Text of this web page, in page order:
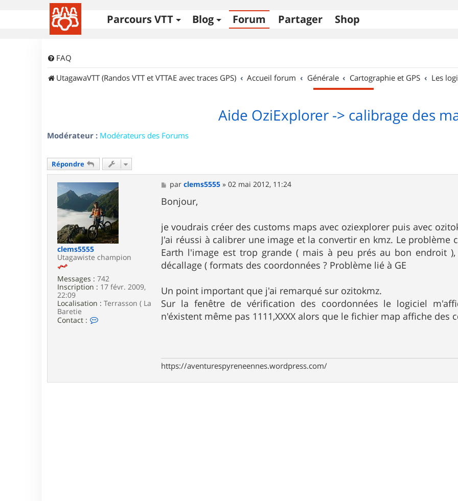
Parcours VTT Blog Forum Partager Shop
FAQ
UtagawaVTT (Randos VTT et VTTAE avec traces GPS)
Accueil forum Générale Cartographie et GPS Les
Aide OziExplorer -> calibrage des
Modérateur : Modérateurs des Forums
Répondre
clems5555
Utagawiste champion
Messages : 742
Inscription : 17 févr. 2009,
22:09
Localisation : Terrasson ( La
Baretie
Contact :
r
M
e
s
s
g
e
parclems5555 »02 mai 2012, 11:24
Bonjour,
je voudrais créer des customs maps avec oziexplorer puis avec
J'ai réussi à calibrer une image et la convertir en kmz. Le problème
Earth l'image est trop grande ( mais à peu prés au bon endroit
décallage ( formats des coordonnées ? Problème lié à GE
Un point important que j'ai remarqué sur ozitokmz.
Sur la fenêtre de vérification des coordonnées le logiciel
n'éxistent même pas 1111,XXXX alors que le fichier map affiche des
https://aventurespyreneennes.wordpress.com/